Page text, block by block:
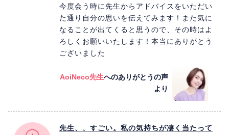
今度会う時に先生からアドバイスをいただい
た通り自分の思いを伝えてみます！また気に
なることが出てくると思うので、その時はよ
ろしくお願いいたします！本当にありがとう
ございました
AoiNeco先生へのありがとうの声
より
先生、、すごい。私の気持ちが凄く当たって